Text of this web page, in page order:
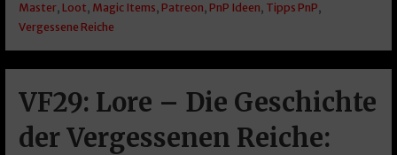
Master, Loot, Magic Items, Patreon, PnP Ideen, Tipps PnP,
Vergessene Reiche
VF29: Lore – Die Geschichte
der Vergessenen Reiche: